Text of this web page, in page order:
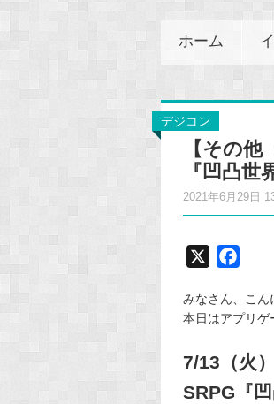
ホーム
デジコン
【その
『凹凸
2021年6月29日
c
e
o
o
みなさん、こん
本日はアプリゲ
7/13（火
SRPG『